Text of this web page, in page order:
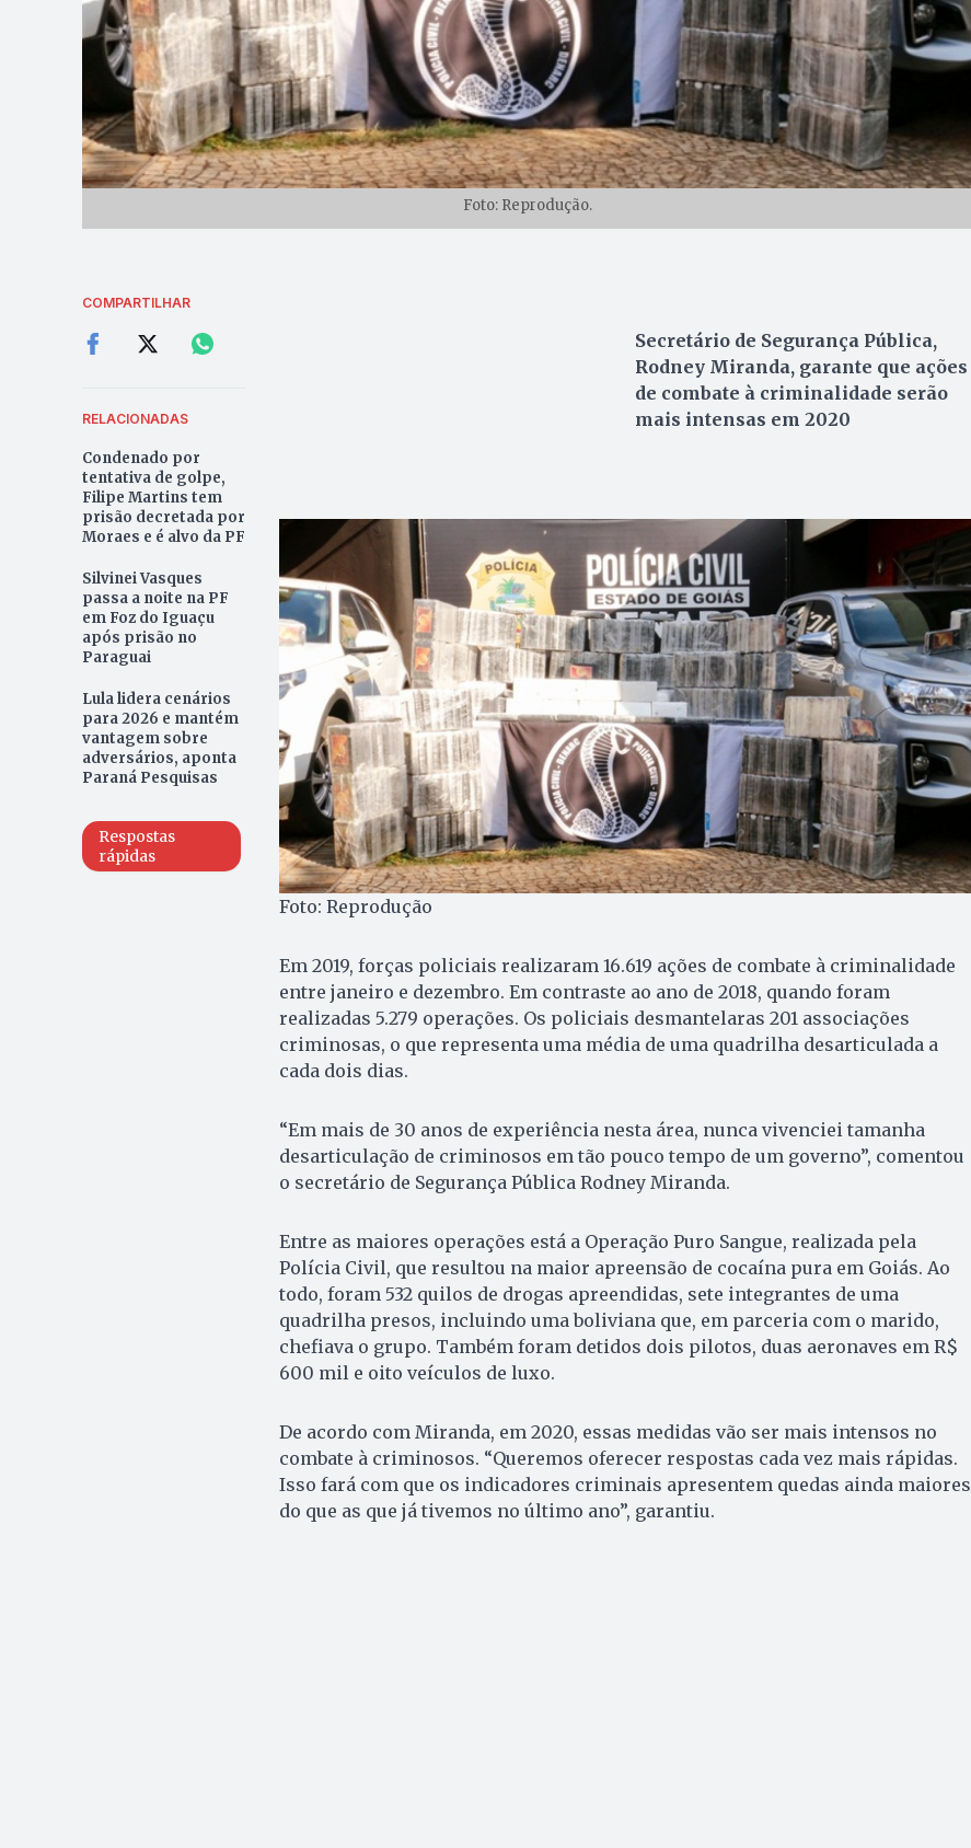
Foto: Reprodução.
COMPARTILHAR
RELACIONADAS
Condenado por
tentativa de golpe,
Filipe Martins tem
prisão decretada por
Moraes e é alvo da PF
Silvinei Vasques
passa a noite na PF
em Foz do Iguaçu
após prisão no
Paraguai
Lula lidera cenários
para 2026 e mantém
vantagem sobre
adversários, aponta
Paraná Pesquisas
Respostas
rápidas
Secretário de Segurança Pública,
Rodney Miranda, garante que ações
de combate à criminalidade serão
mais intensas em 2020
Foto: Reprodução
Em 2019, forças policiais realizaram 16.619 ações de combate à criminalidade
entre janeiro e dezembro. Em contraste ao ano de 2018, quando foram
realizadas 5.279 operações. Os policiais desmantelaras 201 associações
criminosas, o que representa uma média de uma quadrilha desarticulada a
cada dois dias.
“Em mais de 30 anos de experiência nesta área, nunca vivenciei tamanha
desarticulação de criminosos em tão pouco tempo de um governo”, comentou
o secretário de Segurança Pública Rodney Miranda.
Entre as maiores operações está a Operação Puro Sangue, realizada pela
Polícia Civil, que resultou na maior apreensão de cocaína pura em Goiás. Ao
todo, foram 532 quilos de drogas apreendidas, sete integrantes de uma
quadrilha presos, incluindo uma boliviana que, em parceria com o marido,
chefiava o grupo. Também foram detidos dois pilotos, duas aeronaves em R$
600 mil e oito veículos de luxo.
De acordo com Miranda, em 2020, essas medidas vão ser mais intensos no
combate à criminosos. “Queremos oferecer respostas cada vez mais rápidas.
Isso fará com que os indicadores criminais apresentem quedas ainda maiores
do que as que já tivemos no último ano”, garantiu.